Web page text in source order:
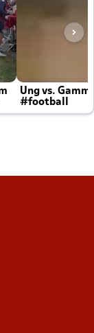
Ung vs.
#football